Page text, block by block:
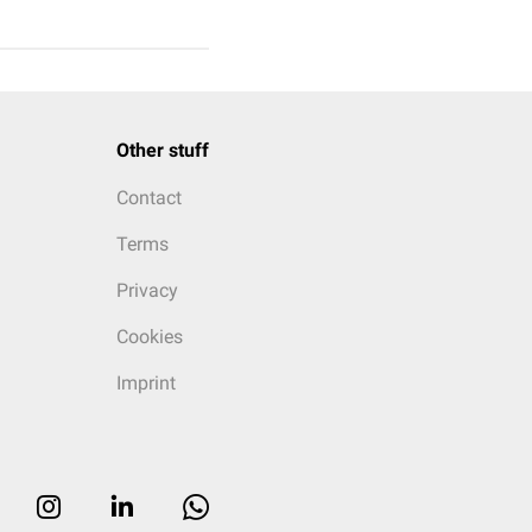
Other stuff
Contact
Terms
Privacy
Cookies
Imprint